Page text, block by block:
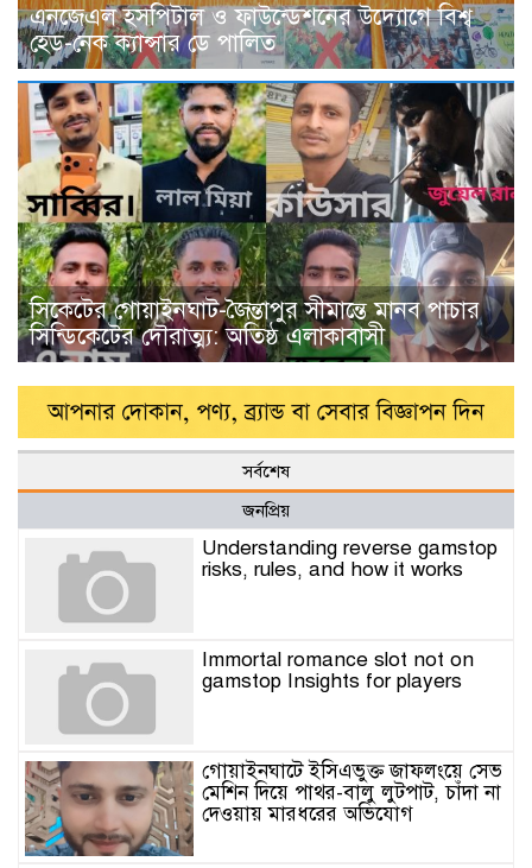
এনজেএল হসপিটাল ও ফাউন্ডেশনের উদ্যোগে বিশ্ব
হেড-নেক ক্যান্সার ডে পালিত
সিকেটের গোয়াইনঘাট-জৈন্তাপুর সীমান্তে মানব পাচার
সিন্ডিকেটের দৌরাত্ম্য: অতিষ্ঠ এলাকাবাসী
সর্বশেষ
জনপ্রিয়
Understanding reverse gamstop
risks, rules, and how it works
Immortal romance slot not on
gamstop Insights for players
গোয়াইনঘাটে ইসিএভুক্ত জাফলংয়ে সেভ
মেশিন দিয়ে পাথর-বালু লুটপাট, চাঁদা না
দেওয়ায় মারধরের অভিযোগ